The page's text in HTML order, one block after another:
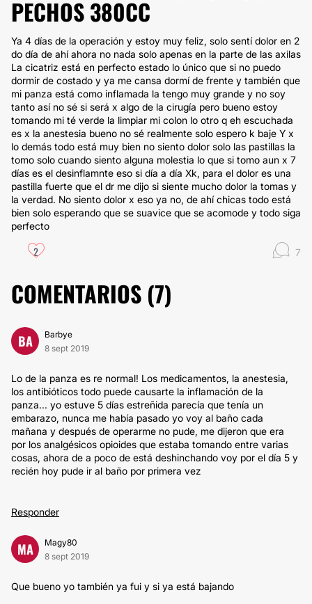
PECHOS 380CC
Ya 4 días de la operación y estoy muy feliz, solo sentí dolor en 2
do día de ahí ahora no nada solo apenas en la parte de las axilas
La cicatriz está en perfecto estado lo único que si no puedo
dormir de costado y ya me cansa dormí de frente y también que
mi panza está como inflamada la tengo muy grande y no soy
tanto así no sé si será x algo de la cirugía pero bueno estoy
tomando mi té verde la limpiar mi colon lo otro q eh escuchada
es x la anestesia bueno no sé realmente solo espero k baje Y x
lo demás todo está muy bien no siento dolor solo las pastillas la
tomo solo cuando siento alguna molestia lo que si tomo aun x 7
días es el desinflamnte eso si día a día Xk, para el dolor es una
pastilla fuerte que el dr me dijo si siente mucho dolor la tomas y
la verdad. No siento dolor x eso ya no, de ahí chicas todo está
bien solo esperando que se suavice que se acomode y todo siga
perfecto
2 7
COMENTARIOS (7)
BA
Barbye
8 sept 2019
Lo de la panza es re normal! Los medicamentos, la anestesia,
los antibióticos todo puede causarte la inflamación de la
panza... yo estuve 5 días estreñida parecía que tenía un
embarazo, nunca me había pasado yo voy al baño cada
mañana y después de operarme no pude, me dijeron que era
por los analgésicos opioides que estaba tomando entre varias
cosas, ahora de a poco de está deshinchando voy por el día 5 y
recién hoy pude ir al baño por primera vez
Responder
MA
Magy80
8 sept 2019
Que bueno yo también ya fui y si ya está bajando